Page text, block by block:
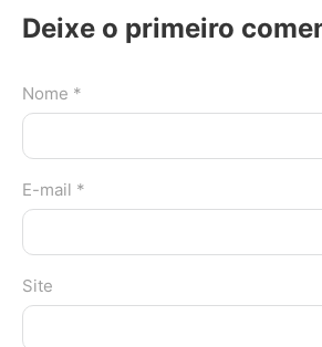
Deixe o primeiro
Nome *
E-mail *
Site